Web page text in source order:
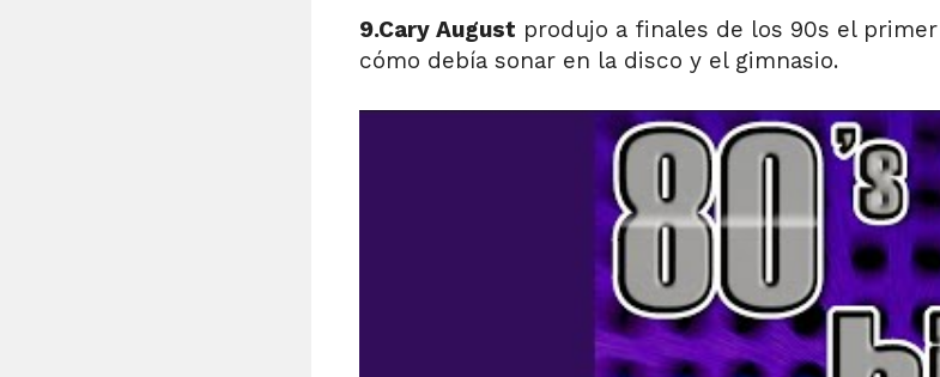
9.Cary August produjo a finales de los 90s el
cómo debía sonar en la disco y el gimnasio.